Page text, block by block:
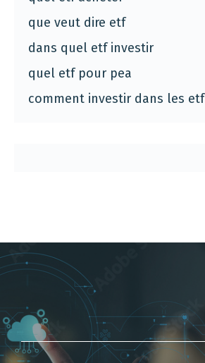
que veut dire etf
dans quel etf investir
quel etf pour pea
comment investir dans les etf